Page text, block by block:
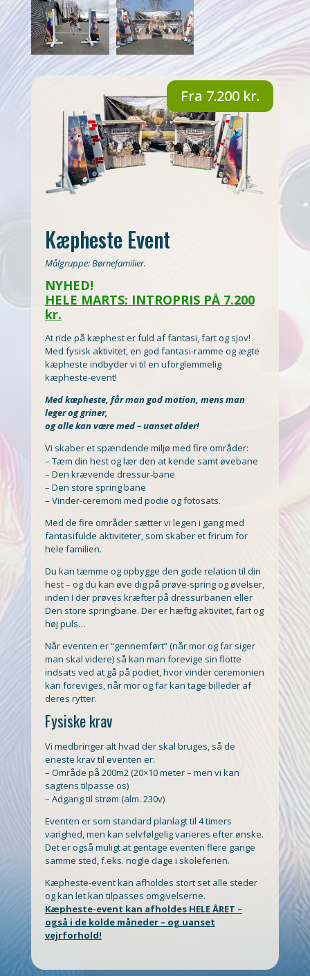
Kæpheste Event
Målgruppe: Børnefamilier.
NYHED!
HELE MARTS: INTROPRIS PÅ 7.200
kr.
At ride på kæphest er fuld af fantasi, fart og sjov!
Med fysisk aktivitet, en god fantasi-ramme og ægte
kæpheste indbyder vi til en uforglemmelig
kæpheste-event!
Med kæpheste, får man god motion, mens man
leger og griner,
og alle kan være med – uanset alder!
Vi skaber et spændende miljø med fire områder:
– Tæm din hest og lær den at kende samt øvebane
– Den krævende dressur-bane
– Den store spring bane
– Vinder-ceremoni med podie og fotosats.
Med de fire områder sætter vi legen i gang med
fantasifulde aktiviteter, som skaber et frirum for
hele familien.
Du kan tæmme og opbygge den gode relation til din
hest – og du kan øve dig på prøve-spring og øvelser,
inden I der prøves kræfter på dressurbanen eller
Den store springbane. Der er hæftig aktivitet, fart og
høj puls…
Når eventen er “gennemført” (når mor og far siger
man skal videre) så kan man forevige sin flotte
indsats ved at gå på podiet, hvor vinder ceremonien
kan foreviges, når mor og far kan tage billeder af
deres rytter.
Fysiske krav
Vi medbringer alt hvad der skal bruges, så de
eneste krav til eventen er:
– Område på 200m2 (20×10 meter – men vi kan
sagtens tilpasse os)
– Adgang til strøm (alm. 230v)
Eventen er som standard planlagt til 4 timers
varighed, men kan selvfølgelig varieres efter ønske.
Det er også muligt at gentage eventen flere gange
samme sted, f.eks. nogle dage i skoleferien.
Kæpheste-event kan afholdes stort set alle steder
og kan let kan tilpasses omgivelserne.
Kæpheste-event kan afholdes HELE ÅRET –
også i de kolde måneder – og uanset
vejrforhold!
Fra 7.200 kr.